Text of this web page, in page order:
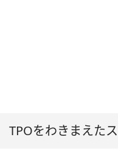
TPOをわきまえた